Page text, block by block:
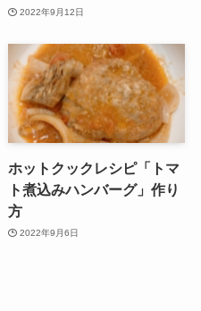
2022年9月12日
ホットクックレシピ「トマ
ト煮込みハンバーグ」作り
方
2022年9月6日